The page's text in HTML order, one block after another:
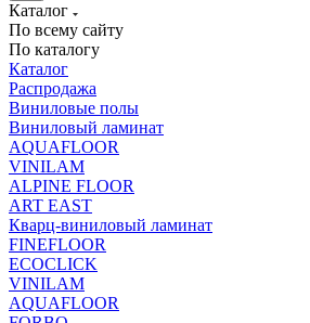
Каталог
По всему сайту
По каталогу
Каталог
Распродажа
Виниловые полы
Виниловый ламинат
AQUAFLOOR
VINILAM
ALPINE FLOOR
ART EAST
Кварц-виниловый ламинат
FINEFLOOR
ECOCLICK
VINILAM
AQUAFLOOR